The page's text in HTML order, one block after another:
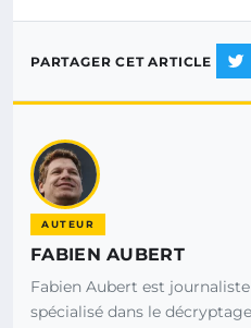
PARTAGER CET ARTICLE
AUTEUR
FABIEN AUBERT
Fabien Aubert est
spécialisé dans le